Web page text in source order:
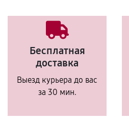
Бесплатная
доставка
Выезд курьера до вас
за 30 мин.